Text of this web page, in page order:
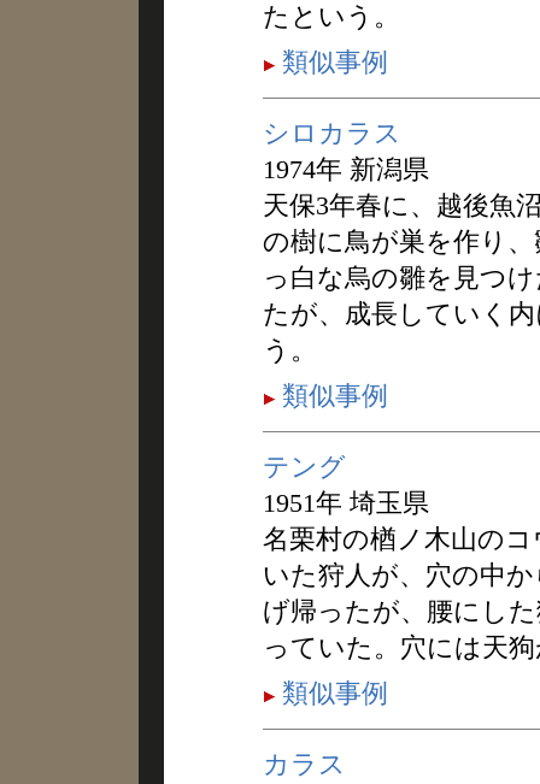
たという。
類似事例
シロカラス
1974年 新潟県
天保3年春に、越後魚
の樹に鳥が巣を作り
っ白な烏の雛を見つ
たが、成長していく
う。
類似事例
テング
1951年 埼玉県
名栗村の楢ノ木山の
いた狩人が、穴の中
げ帰ったが、腰にし
っていた。穴には天
類似事例
カラス